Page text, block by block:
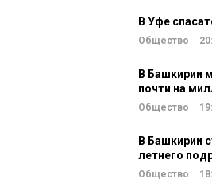
В Уфе
Общество
В Башкирии
почти на
Общество
В Башкирии
летнего
Общество